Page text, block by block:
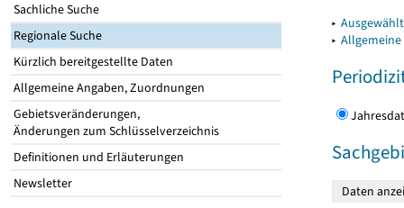
Sachliche Suche
Regionale Suche
Kürzlich bereitgestellte Daten
Allgemeine Angaben, Zuordnungen
Gebietsveränderungen,
Änderungen zum Schlüsselverzeichnis
Definitionen und Erläuterungen
Newsletter
▸
▸